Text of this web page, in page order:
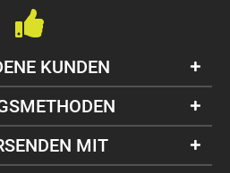
KUNDEN
MIT